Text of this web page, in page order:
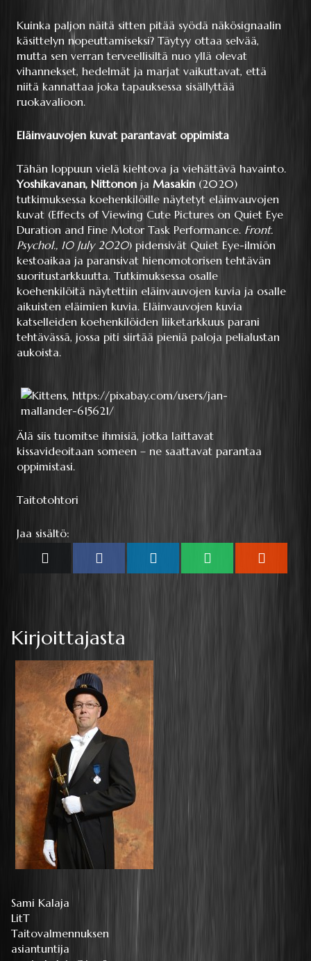
Kuinka paljon näitä sitten pitää syödä näkösignaalin
käsittelyn nopeuttamiseksi? Täytyy ottaa selvää,
mutta sen verran terveellisiltä nuo yllä olevat
vihannekset, hedelmät ja marjat vaikuttavat, että
niitä kannattaa joka tapauksessa sisällyttää
ruokavalioon.
Eläinvauvojen kuvat parantavat oppimista
Tähän loppuun vielä kiehtova ja viehättävä havainto.
Yoshikavanan, Nittonon ja Masakin (2020)
tutkimuksessa koehenkilöille näytetyt eläinvauvojen
kuvat (Effects of Viewing Cute Pictures on Quiet Eye
Duration and Fine Motor Task Performance. Front.
Psychol., 10 July 2020) pidensivät Quiet Eye-ilmiön
kestoaikaa ja paransivat hienomotorisen tehtävän
suoritustarkkuutta. Tutkimuksessa osalle
koehenkilöitä näytettiin eläinvauvojen kuvia ja osalle
aikuisten eläimien kuvia. Eläinvauvojen kuvia
katselleiden koehenkilöiden liiketarkkuus parani
tehtävässä, jossa piti siirtää pieniä paloja pelialustan
aukoista.
Älä siis tuomitse ihmisiä, jotka laittavat
kissavideoitaan someen – ne saattavat parantaa
oppimistasi.
Taitotohtori
Jaa sisältö:
Facebook LinkedIn WhatsApp
Kirjoittajasta
Sami Kalaja
LitT
Taitovalmennuksen
asiantuntija